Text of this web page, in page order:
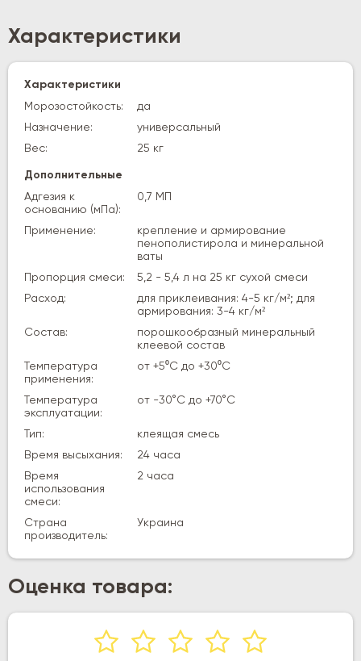
Характеристики
Характеристики
Морозостойкость:
да
Назначение:
универсальный
Вес:
25 кг
Дополнительные
Адгезия к
основанию (мПа):
0,7 МП
Применение:
крепление и армирование
пенополистирола и минеральной
ваты
Пропорция смеси:
5,2 - 5,4 л на 25 кг сухой смеси
Расход:
для приклеивания: 4-5 кг/м²; для
армирования: 3-4 кг/м²
Состав:
порошкообразный минеральный
клеевой состав
Температура
применения:
от +5⁰С до +30⁰С
Температура
эксплуатации:
от -30°C до +70°C
Тип:
клеящая смесь
Время высыхания:
24 часа
Время
использования
смеси:
2 часа
Страна
производитель:
Украина
Оценка товара: